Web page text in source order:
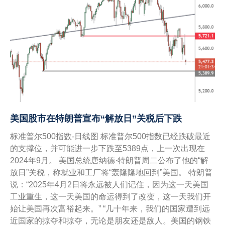
美国股市在特朗普宣布“解放日”关税后下跌
标准普尔500指数-日线图 标准普尔500指数已经跌破最近
的支撑位，并可能进一步下跌至5389点，上一次出现在
2024年9月。 美国总统唐纳德·特朗普周二公布了他的“解
放日”关税，称就业和工厂将“轰隆隆地回到”美国。 特朗普
说：“2025年4月2日将永远被人们记住，因为这一天美国
工业重生，这一天美国的命运得到了改变，这一天我们开
始让美国再次富裕起来。” “几十年来，我们的国家遭到远
近国家的掠夺和掠夺，无论是朋友还是敌人。美国的钢铁